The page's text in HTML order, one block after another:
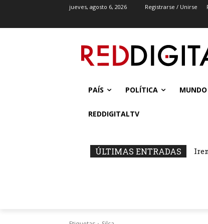
jueves, agosto 6, 2026 Registrarse / Unirse
PAÍS POLÍTICA MUNDO
REDDIGITALTV
ÚLTIMAS ENTRADAS